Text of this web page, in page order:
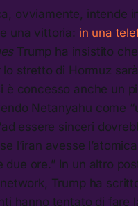
ovviamente, intende
una vittoria: in una
Trump ha insistito
stretto di Hormuz
è concesso anche un
Netanyahu come
essere sinceri
l’iran avesse
due ore.” In un altro
Trump ha
hanno tentato di fare